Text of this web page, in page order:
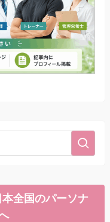
本全国のパーソナ